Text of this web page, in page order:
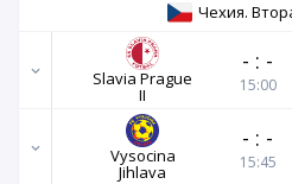
Чехия.
Slavia Prague
II
- : -
15:00
Vysocina
Jihlava
- : -
15:45